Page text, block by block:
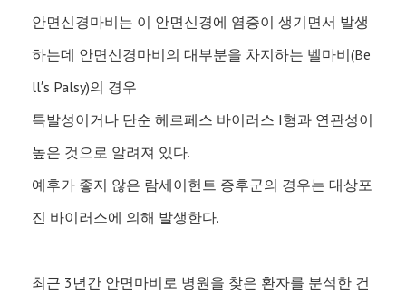
안면신경마비는 이 안면신경에 염증이 생기면서 발생
하는데 안면신경마비의 대부분을 차지하는 벨마비(Be
ll′s Palsy)의 경우
특발성이거나 단순 헤르페스 바이러스 I형과 연관성이
높은 것으로 알려져 있다.
예후가 좋지 않은 람세이헌트 증후군의 경우는 대상포
진 바이러스에 의해 발생한다.
최근 3년간 안면마비로 병원을 찾은 환자를 분석한 건